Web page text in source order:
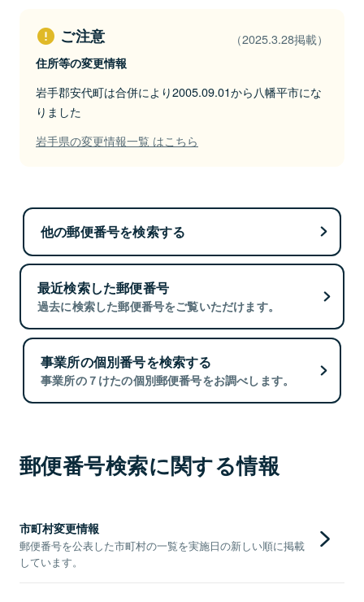
ご注意 （2025.3.28掲載）
住所等の変更情報
岩手郡安代町は合併により2005.09.01から八幡平市にな
りました
岩手県の変更情報一覧 はこちら
他の郵便番号を検索する
最近検索した郵便番号
過去に検索した郵便番号をご覧いただけます。
事業所の個別番号を検索する
事業所の７けたの個別郵便番号をお調べします。
郵便番号検索に関する情報
市町村変更情報
郵便番号を公表した市町村の一覧を実施日の新しい順に掲載
しています。